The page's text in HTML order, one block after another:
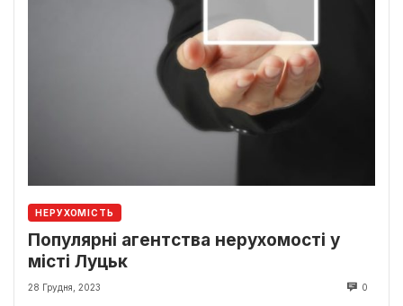
НЕРУХОМІСТЬ
Популярні агентства нерухомості у
місті Луцьк
28 Грудня, 2023 0